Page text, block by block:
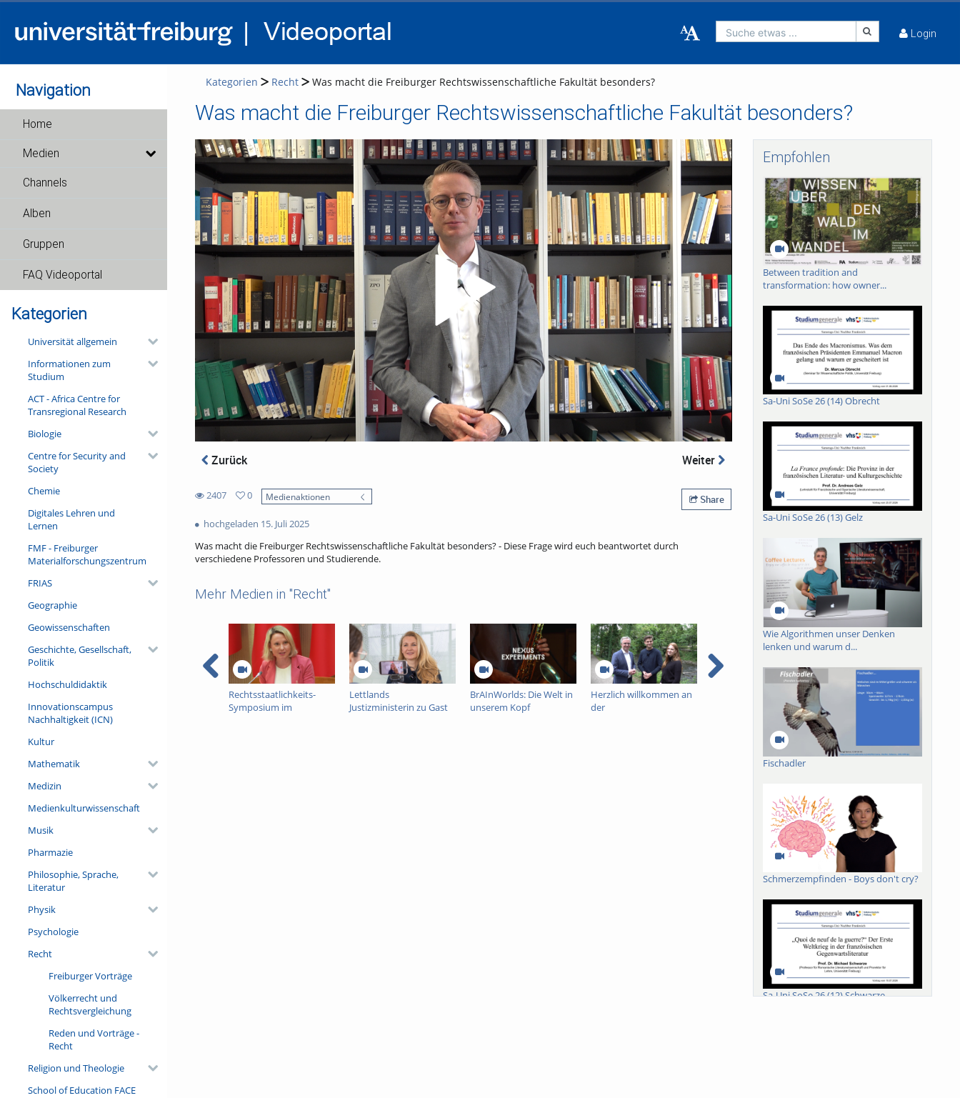
Suche etwas ... Login
Navigation
Home
Medien
Channels
Alben
Gruppen
FAQ Videoportal
Kategorien
Universität allgemein
Informationen zum
Studium
ACT - Africa Centre for
Transregional Research
Biologie
Centre for Security and
Society
Chemie
Digitales Lehren und
Lernen
FMF - Freiburger
Materialforschungszentrum
FRIAS
Geographie
Geowissenschaften
Geschichte, Gesellschaft,
Politik
Hochschuldidaktik
Innovationscampus
Nachhaltigkeit (ICN)
Kultur
Mathematik
Medizin
Medienkulturwissenschaft
Musik
Pharmazie
Philosophie, Sprache,
Literatur
Physik
Psychologie
Recht
Freiburger Vorträge
Völkerrecht und
Rechtsvergleichung
Reden und Vorträge -
Recht
Religion und Theologie
School of Education FACE
Kategorien Recht Was macht die Freiburger Rechtswissenschaftliche Fakultät besonders?
Was macht die Freiburger Rechtswissenschaftliche Fakultät besonders?
Video abspielen
Zurück Weiter
2407
views
0
favorites
Medienaktionen
Share
hochgeladen 15. Juli 2025
Was macht die Freiburger Rechtswissenschaftliche Fakultät besonders? - Diese Frage wird euch beantwortet durch
verschiedene Professoren und Studierende.
Mehr Medien in "Recht"
Rechtsstaatlichkeits-
Symposium im
Lettlands
Justizministerin zu Gast
BrAInWorlds: Die Welt in
unserem Kopf
Herzlich willkommen an
der
Rechtswissenschaften -
Was macht die
Fakultät besonders?
Empfohlen
Between tradition and
transformation: how owner...
Sa-Uni SoSe 26 (14) Obrecht
Sa-Uni SoSe 26 (13) Gelz
Wie Algorithmen unser Denken
lenken und warum d...
Fischadler
Schmerzempfinden - Boys don't cry?
Sa-Uni SoSe 26 (12) Schwarze